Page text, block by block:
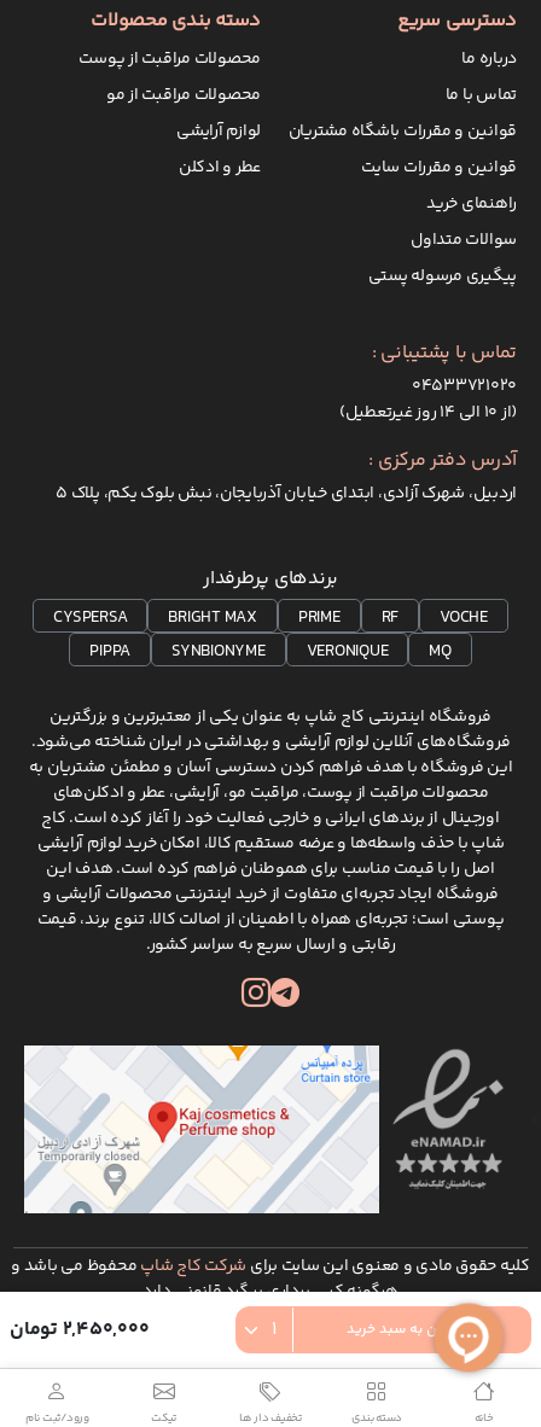
خانه دسته بندی تخفیف دار ها تیکت ورود/ثبت نام
افزودن به سبد خرید 2,450,000 تومان
دسترسی سریع
درباره ما
تماس با ما
قوانین و مقررات باشگاه مشتریان
قوانین و مقررات سایت
راهنمای خرید
سوالات متداول
پیگیری مرسوله پستی
دسته بندی محصولات
محصولات مراقبت از پوست
محصولات مراقبت از مو
لوازم آرایشی
عطر و ادکلن
تماس با پشتیبانی :
۰۴۵۳۳۷۲۱۰۲۰
(از ۱۰ الی ۱۴ روز غیرتعطیل)
آدرس دفتر مرکزی :
اردبیل، شهرک آزادی، ابتدای خیابان آذربایجان، نبش بلوک یکم، پلاک 5
برندهای پرطرفدار
VOCHE
RF
PRIME
BRIGHT MAX
CYSPERSA
MQ
VERONIQUE
SYNBIONYME
PIPPA
فروشگاه اینترنتی کاج شاپ به عنوان یکی از معتبرترین و بزرگترین
فروشگاه‌های آنلاین لوازم آرایشی و بهداشتی در ایران شناخته می‌شود.
این فروشگاه با هدف فراهم کردن دسترسی آسان و مطمئن مشتریان به
محصولات مراقبت از پوست، مراقبت مو، آرایشی، عطر و ادکلن‌های
اورجینال از برندهای ایرانی و خارجی فعالیت خود را آغاز کرده است. کاج
شاپ با حذف واسطه‌ها و عرضه مستقیم کالا، امکان خرید لوازم آرایشی
اصل را با قیمت مناسب برای هموطنان فراهم کرده است. هدف این
فروشگاه ایجاد تجربه‌ای متفاوت از خرید اینترنتی محصولات آرایشی و
پوستی است؛ تجربه‌ای همراه با اطمینان از اصالت کالا، تنوع برند، قیمت
رقابتی و ارسال سریع به سراسر کشور.
کلیه حقوق مادی و معنوی این سایت برای شرکت کاج شاپمحفوظ می باشد و
هرگونه کپی برداری پیگرد قانونی دارد
توسعه و طراحی :
شرکت طراحی سایت ره وب